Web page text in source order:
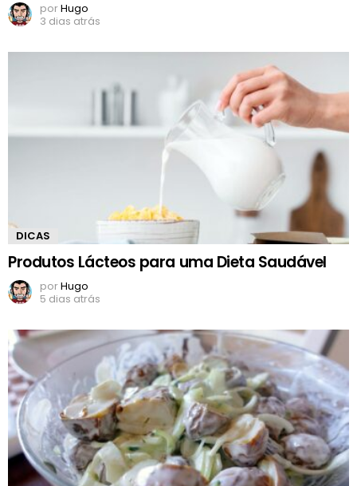
porHugo
3 dias atrás
DICAS
Produtos Lácteos para uma Dieta Saudável
porHugo
5 dias atrás